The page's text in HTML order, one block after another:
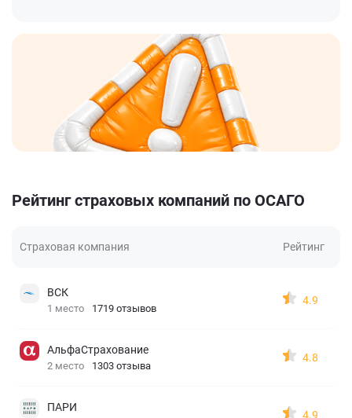
Рейтинг страховых компаний по ОСАГО
Страховая компания Рейтинг
ВСК
1 место 1719 отзывов
4.9
АльфаСтрахование
2 место 1303 отзыва
4.8
ПАРИ
4.9